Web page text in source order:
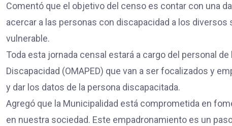
Comentó que el objetivo del censo es contar con una
acercar a las personas con discapacidad a los
vulnerable.
Toda esta jornada censal estará a cargo del personal
Discapacidad (OMAPED) que van a ser focalizados y
y dar los datos de la persona discapacitada.
Agregó que la Municipalidad está comprometida en
en nuestra sociedad. Este empadronamiento es un